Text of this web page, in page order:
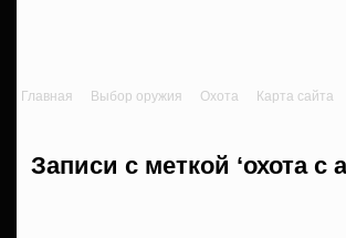
Главная Выбор оружия Охота Карта сайта
Записи с меткой ‘охота с